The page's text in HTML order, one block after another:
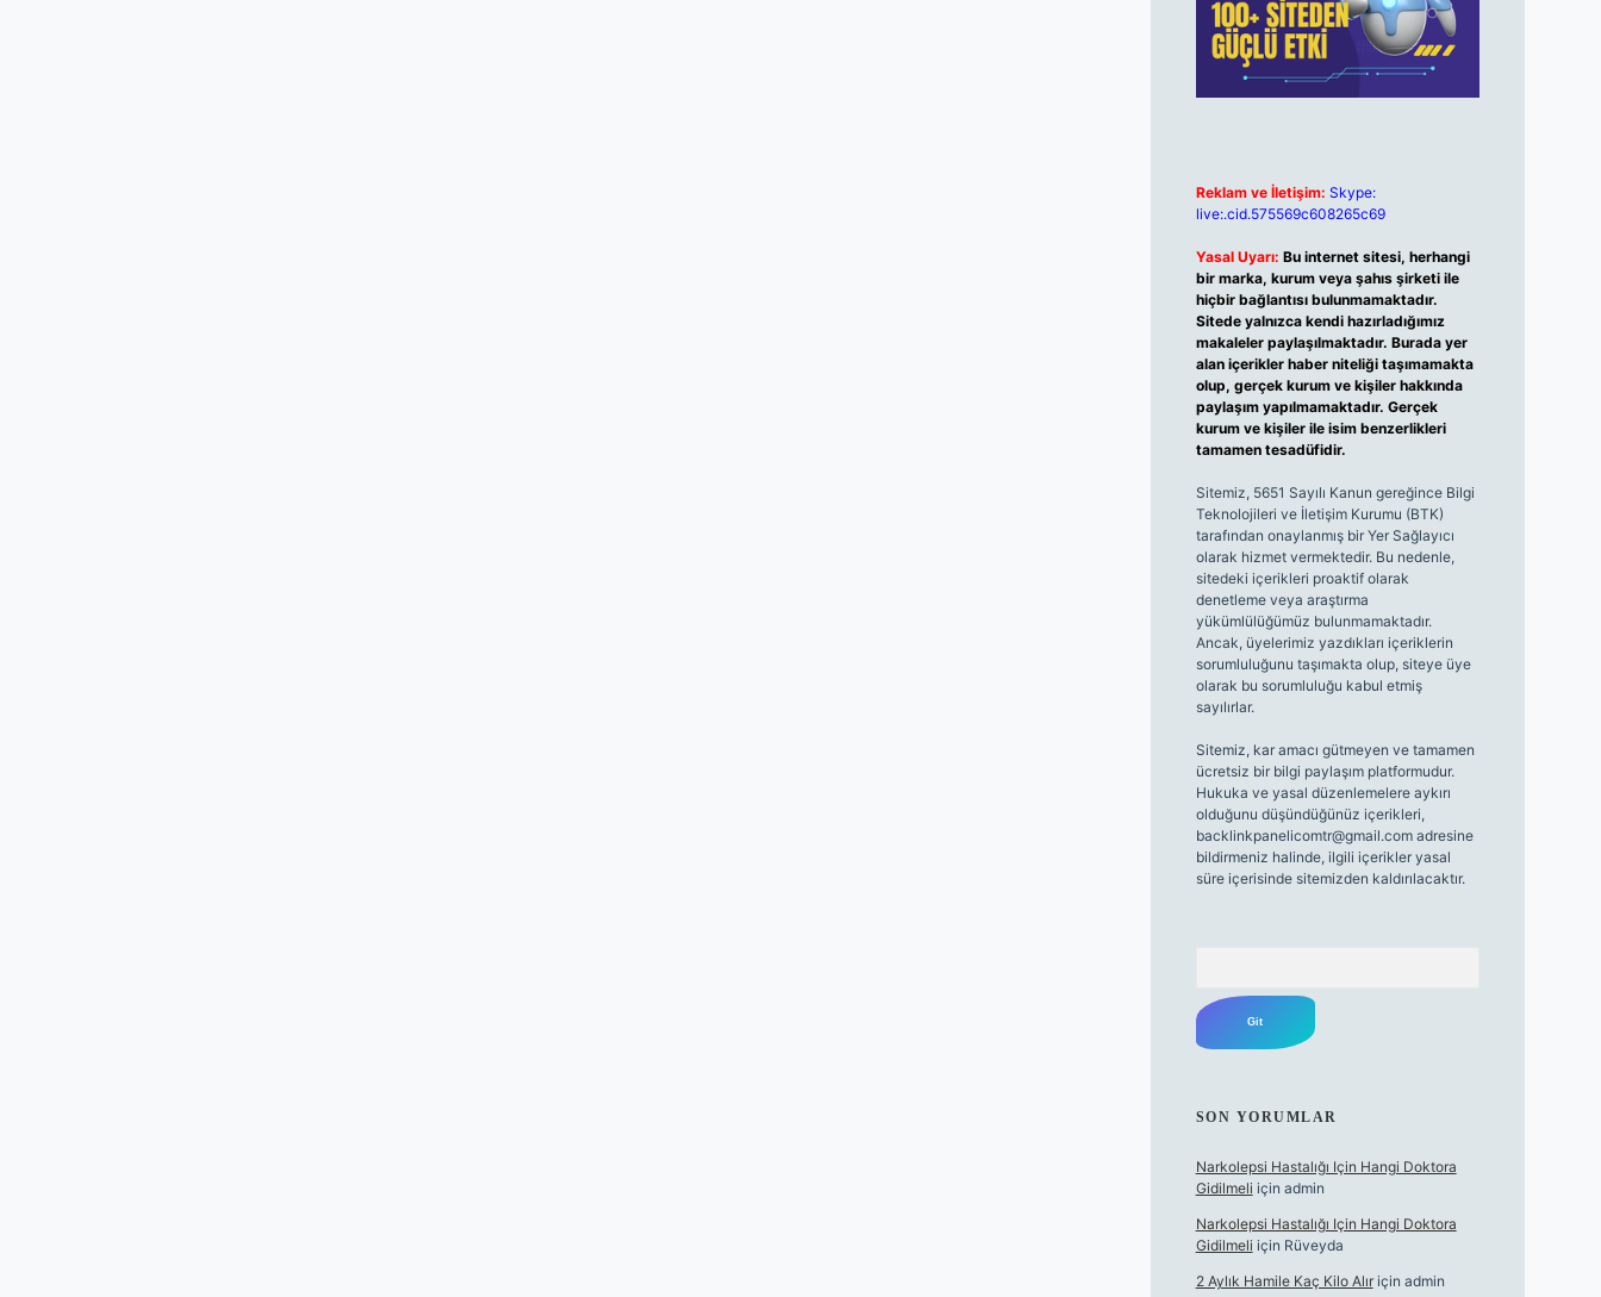
Reklam ve İletişim: Skype:
live:.cid.575569c608265c69
Yasal Uyarı: Bu internet sitesi, herhangi
bir marka, kurum veya şahıs şirketi ile
hiçbir bağlantısı bulunmamaktadır.
Sitede yalnızca kendi hazırladığımız
makaleler paylaşılmaktadır. Burada yer
alan içerikler haber niteliği taşımamakta
olup, gerçek kurum ve kişiler hakkında
paylaşım yapılmamaktadır. Gerçek
kurum ve kişiler ile isim benzerlikleri
tamamen tesadüfidir.
Sitemiz, 5651 Sayılı Kanun gereğince Bilgi
Teknolojileri ve İletişim Kurumu (BTK)
tarafından onaylanmış bir Yer Sağlayıcı
olarak hizmet vermektedir. Bu nedenle,
sitedeki içerikleri proaktif olarak
denetleme veya araştırma
yükümlülüğümüz bulunmamaktadır.
Ancak, üyelerimiz yazdıkları içeriklerin
sorumluluğunu taşımakta olup, siteye üye
olarak bu sorumluluğu kabul etmiş
sayılırlar.
Sitemiz, kar amacı gütmeyen ve tamamen
ücretsiz bir bilgi paylaşım platformudur.
Hukuka ve yasal düzenlemelere aykırı
olduğunu düşündüğünüz içerikleri,
backlinkpanelicomtr@gmail.comadresine
bildirmeniz halinde, ilgili içerikler yasal
süre içerisinde sitemizden kaldırılacaktır.
SON YORUMLAR
Narkolepsi Hastalığı Için Hangi Doktora
Gidilmeli için admin
Narkolepsi Hastalığı Için Hangi Doktora
Gidilmeli için Rüveyda
2 Aylık Hamile Kaç Kilo Alıriçin admin